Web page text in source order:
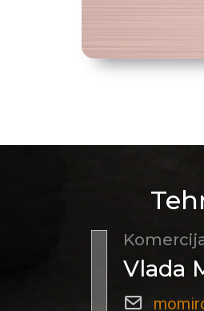
Vlada